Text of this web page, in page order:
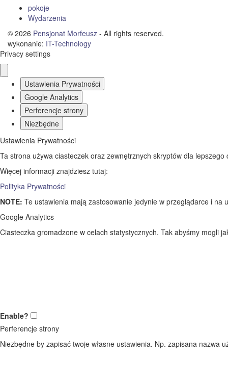
pokoje
Wydarzenia
© 2026 Pensjonat Morfeusz - All rights reserved.
wykonanie: IT-Technology
Privacy settings
Ustawienia Prywatności
Google Analytics
Perferencje strony
Niezbędne
Ustawienia Prywatności
Ta strona używa ciasteczek oraz zewnętrznych skryptów dla
Więcej informacji znajdziesz tutaj:
Polityka Prywatności
NOTE: Te ustawienia mają zastosowanie jedynie w przeglądarce i na
Google Analytics
Ciasteczka gromadzone w celach statystycznych. Tak abyśmy mogli
Enable?
Perferencje strony
Niezbędne by zapisać twoje własne ustawienia. Np. zapisana nazwa